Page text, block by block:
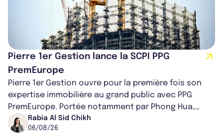
Pierre 1er Gestion lance la SCPI PPG
PremEurope
Pierre 1er Gestion ouvre pour la première fois son
expertise immobilière au grand public avec PPG
PremEurope. Portée notamment par Phong Hua,
ancien directeur des investissements d...
Rabia Al Sid Chikh
06/08/26